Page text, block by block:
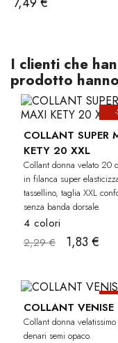
I clienti che
prodotto
COLLANT SUPER
KETY 20 XXL
Collant donna velato 20
in filanca super
tassellino, taglia XXL
senza banda dorsale.
4 colori
2,29 €
1,83 €
COLLANT VENISE
Collant donna
denari semi opaco.